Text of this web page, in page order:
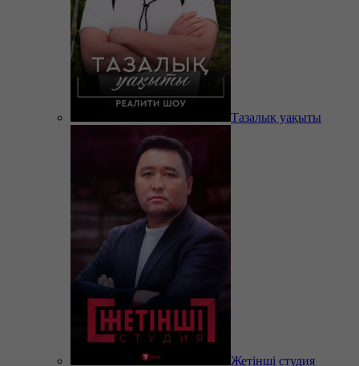
Тазалық уақыты
Жетінші студия